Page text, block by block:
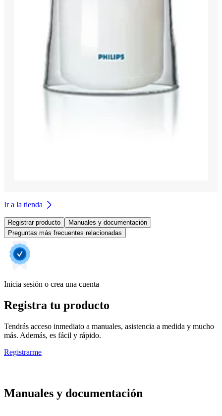
Ir a la tienda
Registrar producto
Manuales y documentación
Preguntas más frecuentes relacionadas
Inicia sesión o crea una cuenta
Registra tu producto
Tendrás acceso inmediato a manuales, asistencia a medida y mucho
más. Además, es fácil y rápido.
Registrarme
Manuales y documentación